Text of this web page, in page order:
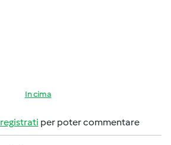
In cima
registrati per poter commentare